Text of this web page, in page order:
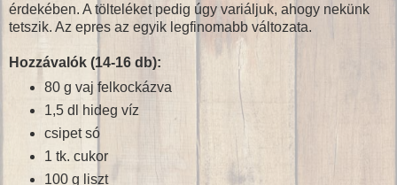
érdekében. A tölteléket pedig úgy variáljuk, ahogy nekünk
tetszik. Az epres az egyik legfinomabb változata.
Hozzávalók (14-16 db):
80 g vaj felkockázva
1,5 dl hideg víz
csipet só
1 tk. cukor
100 g liszt